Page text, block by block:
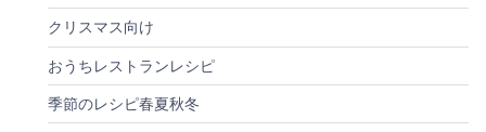
クリスマス向け
おうちレストランレシピ
季節のレシピ春夏秋冬